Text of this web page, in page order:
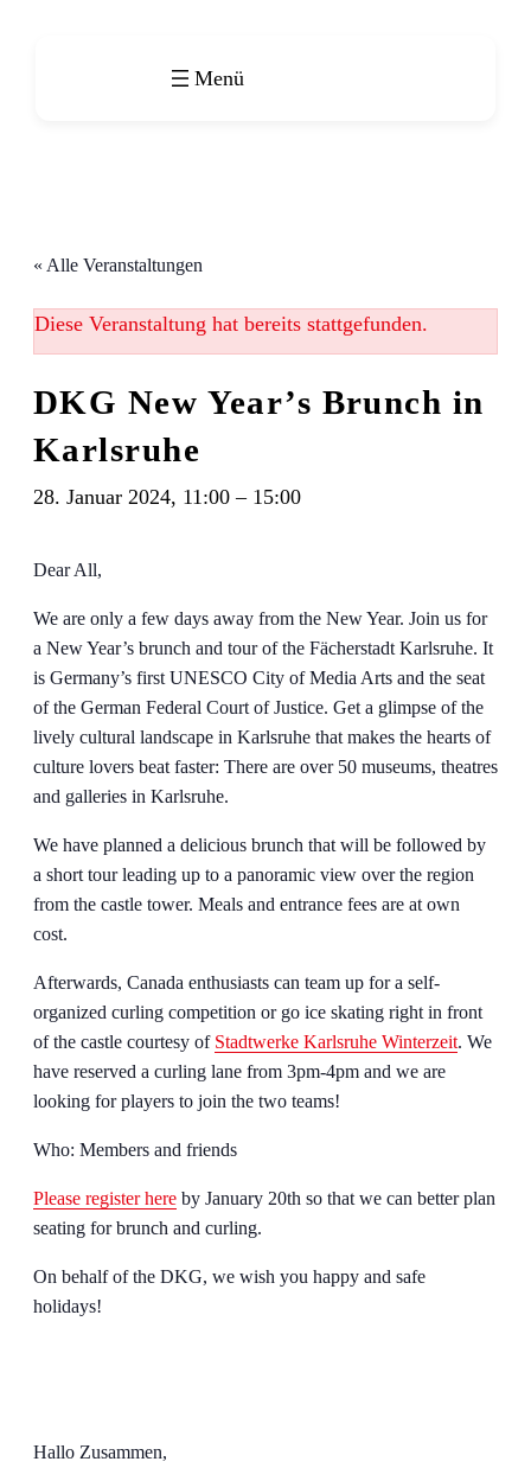
« Alle Veranstaltungen
Diese Veranstaltung hat bereits stattgefunden.
DKG New Year’s Brunch in
Karlsruhe
28. Januar 2024, 11:00 – 15:00
Dear All,
We are only a few days away from the New Year. Join us for
a New Year’s brunch and tour of the Fächerstadt Karlsruhe. It
is Germany’s first UNESCO City of Media Arts and the seat
of the German Federal Court of Justice. Get a glimpse of the
lively cultural landscape in Karlsruhe that makes the hearts of
culture lovers beat faster: There are over 50 museums, theatres
and galleries in Karlsruhe.
We have planned a delicious brunch that will be followed by
a short tour leading up to a panoramic view over the region
from the castle tower. Meals and entrance fees are at own
cost.
Afterwards, Canada enthusiasts can team up for a self-
organized curling competition or go ice skating right in front
of the castle courtesy of Stadtwerke Karlsruhe Winterzeit. We
have reserved a curling lane from 3pm-4pm and we are
looking for players to join the two teams!
Who: Members and friends
Please register here by January 20th so that we can better plan
seating for brunch and curling.
On behalf of the DKG, we wish you happy and safe
holidays!
Hallo Zusammen,